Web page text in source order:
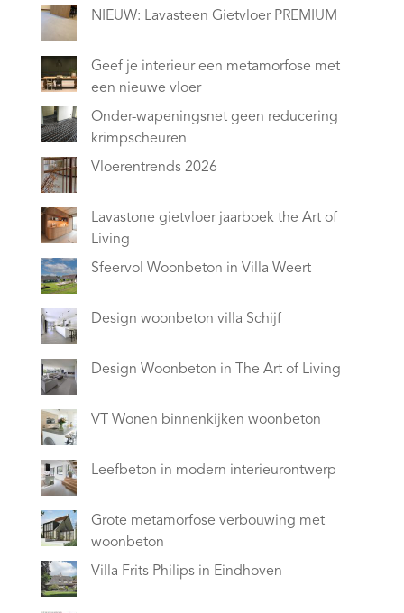
NIEUW: Lavasteen Gietvloer PREMIUM
Geef je interieur een metamorfose met
een nieuwe vloer
Onder-wapeningsnet geen reducering
krimpscheuren
Vloerentrends 2026
Lavastone gietvloer jaarboek the Art of
Living
Sfeervol Woonbeton in Villa Weert
Design woonbeton villa Schijf
Design Woonbeton in The Art of Living
VT Wonen binnenkijken woonbeton
Leefbeton in modern interieurontwerp
Grote metamorfose verbouwing met
woonbeton
Villa Frits Philips in Eindhoven